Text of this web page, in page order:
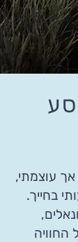
עוצמתי,
בחייך.